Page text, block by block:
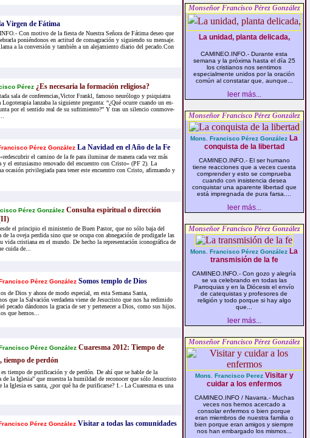
Virgen de Fátima
Con motivo de la fiesta de Nuestra Señora de Fátima deseo que
poniéndonos en actitud de consagración y siguiendo su mensaje.
a la conversión y también a un alejamiento diario del pecado.Con
Pé­rez ¿Es ne­ce­sa­ria la for­ma­ción re­li­gio­sa?
sala de con­fe­ren­cias,Vic­tor Frankl, fa­mo­so neu­ró­lo­go y psi­quia­tra
Lo­go­te­ra­pia lan­za­ba la si­guien­te pre­gun­ta: “¿Qué ocu­rre cuan­do un en­
por el sen­ti­do real de su su­fri­mien­to?” Y tras un si­len­cio con­mo­ve­
Pérez GonzálezLa Navidad en el Año de la Fe
el camino de la fe para iluminar de manera cada vez más
y el entusiasmo renovado del encuentro con Cristo» (PF 2). La
ocasión privilegiada para tener este encuentro con Cristo, afirmando y
Pérez GonzálezConsulta espiritual o dirección
el principio el ministerio de Buen Pastor, que no sólo baja del
de la oveja perdida sino que se ocupa con abnegación de prodigarle las
vida cristiana en el mundo. De hecho la representación iconográfica de
cuida de...
Pérez GonzálezSomos templo de Dios
de Dios y ahora de modo especial, en esta Semana Santa,
que la Salvación verdadera viene de Jesucristo que nos ha redimido
pecado dándonos la gracia de ser y pertenecer a Dios, como sus hijos.
que hemos...
Pérez GonzálezCuaresma 2012: Tiempo de
tiempo de perdón
es tiempo de purificación y de perdón. De ahí que se hable de la
la Iglesia” que muestra la humildad de reconocer que sólo Jesucristo
Iglesia es santa, ¿por qué ha de purificarse? 1.- La Cuaresma es una
Pérez GonzálezVisitar a todas las comunidades
Monseñor Francisco Pérez González
La unidad, planta delicada,
CAMINEO.INFO.- Durante esta
semana y la próxima hasta el día 25
los cristianos nos sentimos
especialmente unidos por la oración
común al constatar que, aunque...
leer más...
Monseñor Francisco Pérez González
Mons. Francisco Pérez González La
conquista de la libertad
CAMINEO.INFO.- El ser humano
tiene reacciones que a veces cuesta
comprender y esto se comprueba
cuando con insistencia desea
conquistar una aparente libertad que
está impregnada de pura farsa....
leer más...
Monseñor Francisco Pérez González
Mons. Francisco Pérez González La
transmisión de la fe
CAMINEO.INFO.- Con gozo y alegría
se va celebrando en todas las
Parroquias y en la Diócesis el envío
de catequistas y profesores de
religión y todo porque si hay algo
que...
leer más...
Monseñor Francisco Pérez González
Mons. Francisco Perez Visitar y
cuidar a los enfermos
CAMINEO.INFO / Navarra.- Muchas
veces nos hemos acercado a
consolar enfermos o bien porque
eran miembros de nuestra familia o
bien porque eran amigos y siempre
nos han embargado los mismos...